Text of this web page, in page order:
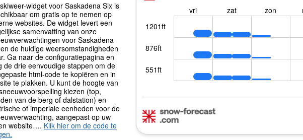
widget voor Saskadena Six is
om gratis op te nemen op
websites. De widget levert een
samenvatting van onze
voor Saskadena
de huidige weersomstandigheden
Ga naar de configuratiepagina en
de drie eenvoudige stappen om de
html-code te kopiëren en in
te plakken. U kunt de hoogte van
kiezen (top,
van de berg of dalstation) en
of imperiale eenheden voor de
aangepast op uw
website…. Klik hier om de code te